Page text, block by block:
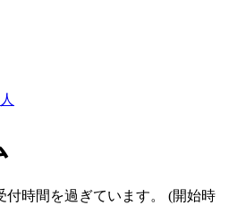
付時間を過ぎています。 (開始時